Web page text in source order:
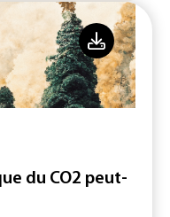
du CO2 peut-